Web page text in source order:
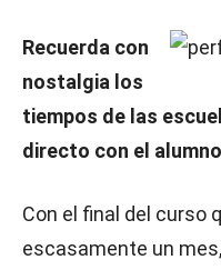
Recuerda con
nostalgia los
tiempos de las
directo con el alumno
Con el final del curso
escasamente un